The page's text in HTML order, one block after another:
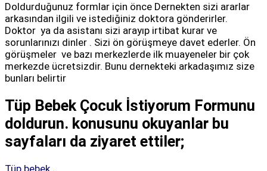
Doldurduğunuz formlar için önce Dernekten sizi ararlar
arkasından ilgili ve istediğiniz doktora gönderirler.
Doktor ya da asistanı sizi arayıp irtibat kurar ve
sorunlarınızı dinler . Sizi ön görüşmeye davet ederler. Ön
görüşmeler ve bazı merkezlerde ilk muayeneler bir çok
merkezde ücretsizdir. Bunu dernekteki arkadaşımız size
bunları belirtir
Tüp Bebek Çocuk İstiyorum Formunu
doldurun. konusunu okuyanlar bu
sayfaları da ziyaret ettiler;